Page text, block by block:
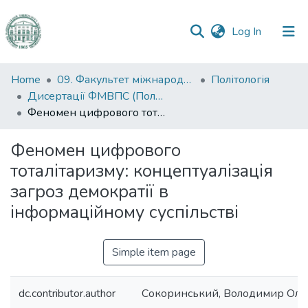
Log In (current)
Communities
&
Collections
Statistics
Home 09. Факультет міжнародних відносин, політології та соціології
Політологія
Дисертації ФМВПС (Політологія)
Феномен цифрового тоталітаризму: концептуалізація загроз демократії в інформаційному суспільстві
Феномен цифрового
тоталітаризму: концептуалізація
загроз демократії в
інформаційному суспільстві
Simple item page
dc.contributor.author Сокоринський, Володимир